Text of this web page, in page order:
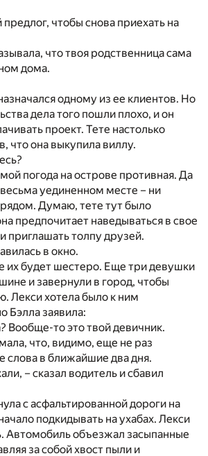
чтобы снова приехать на
что твоя родственница сама
дома.
одному из ее клиентов. Но
дела того пошли плохо, и он
проект. Тете настолько
что она выкупила виллу.
погода на острове противная. Да
уединенном месте – ни
Думаю, тете тут было
предпочитает наведываться в свое
приглашать толпу друзей.
в окно.
их будет шестеро. Еще три девушки
и завернули в город, чтобы
Лекси хотела было к ним
Бэлла заявила:
Вообще-то это твой девичник.
что, видимо, еще не раз
слова в ближайшие два дня.
– сказал водитель и сбавил
с асфальтированной дороги на
подкидывать на ухабах. Лекси
Автомобиль объезжал засыпанные
за собой хвост пыли и